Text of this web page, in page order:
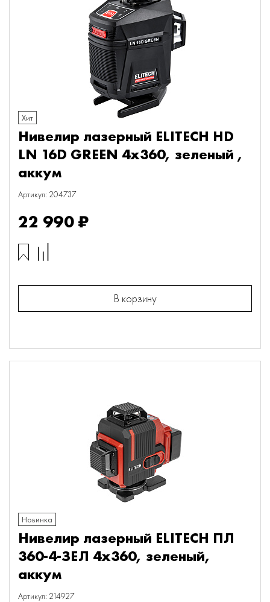
Хит
Нивелир лазерный ELITECH HD
LN 16D GREEN 4х360, зеленый ,
аккум
Артикул: 204737
22 990 ₽
В корзину
Новинка
Нивелир лазерный ELITECH ПЛ
360-4-ЗЕЛ 4х360, зеленый,
аккум
Артикул: 214927